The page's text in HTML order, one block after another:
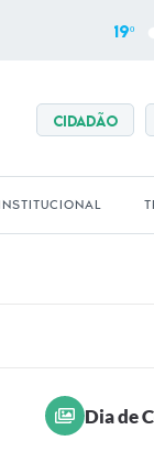
19º
CIDADÃO
INSTITUCIONAL
Dia de